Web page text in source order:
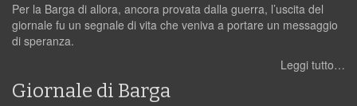
Per la Barga di allora, ancora provata dalla guerra, l’uscita del
giornale fu un segnale di vita che veniva a portare un messaggio
di speranza.
Leggi tutto…
Giornale di Barga